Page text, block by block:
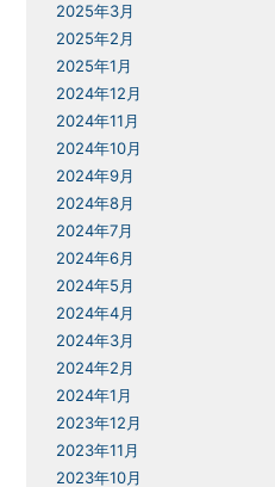
2025年3月
2025年2月
2025年1月
2024年12月
2024年11月
2024年10月
2024年9月
2024年8月
2024年7月
2024年6月
2024年5月
2024年4月
2024年3月
2024年2月
2024年1月
2023年12月
2023年11月
2023年10月